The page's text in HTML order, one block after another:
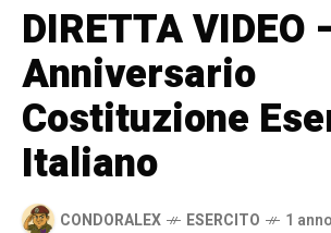
DIRETTA VIDEO
Anniversario
Costituzione
Italiano
CONDORALEX ESERCITO
1